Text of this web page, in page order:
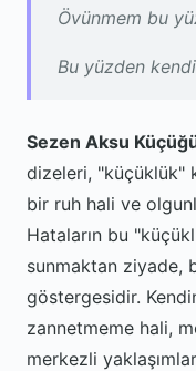
Övünmem bu
Bu yüzden
Sezen Aksu
dizeleri, "küçüklük"
bir ruh hali ve
Hataların bu
sunmaktan ziyade,
göstergesidir.
zannetmeme hali,
merkezli